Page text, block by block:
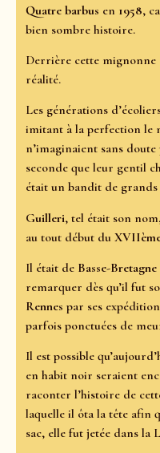
Quatre barbus en 1958,
bien sombre histoire.
Derrière cette mignonne
réalité.
Les générations
imitant à la perfection le
n’imaginaient sans doute
seconde que leur gentil
était un bandit de grands
Guilleri, tel était son
au tout début du
Il était de Basse-Bretagne
remarquer dès qu’il fut
Rennes par ses
parfois ponctuées de
Il est possible
en habit noir seraient
raconter l’histoire de
laquelle il ôta la tête afin
sac, elle fut jetée dans la